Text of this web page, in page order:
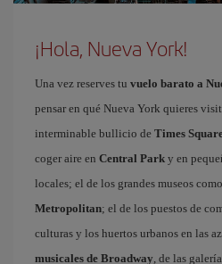
¡Hola, Nueva York!
Una vez reserves tu vuelo barato a
pensar en qué Nueva York quieres
interminable bullicio de Times
coger aire en Central Park y en
locales; el de los grandes museos
Metropolitan; el de los puestos de
culturas y los huertos urbanos en las
musicales de Broadway, de las